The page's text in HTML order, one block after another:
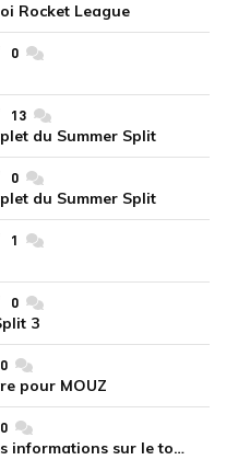
Rocket League
0commentaires
13commentaires
du Summer Split
0commentaires
du Summer Split
1 commentaires
0commentaires
3
0commentaires
pour MOUZ
0commentaires
BLAST Open Porto : toutes les informations sur le tournoi